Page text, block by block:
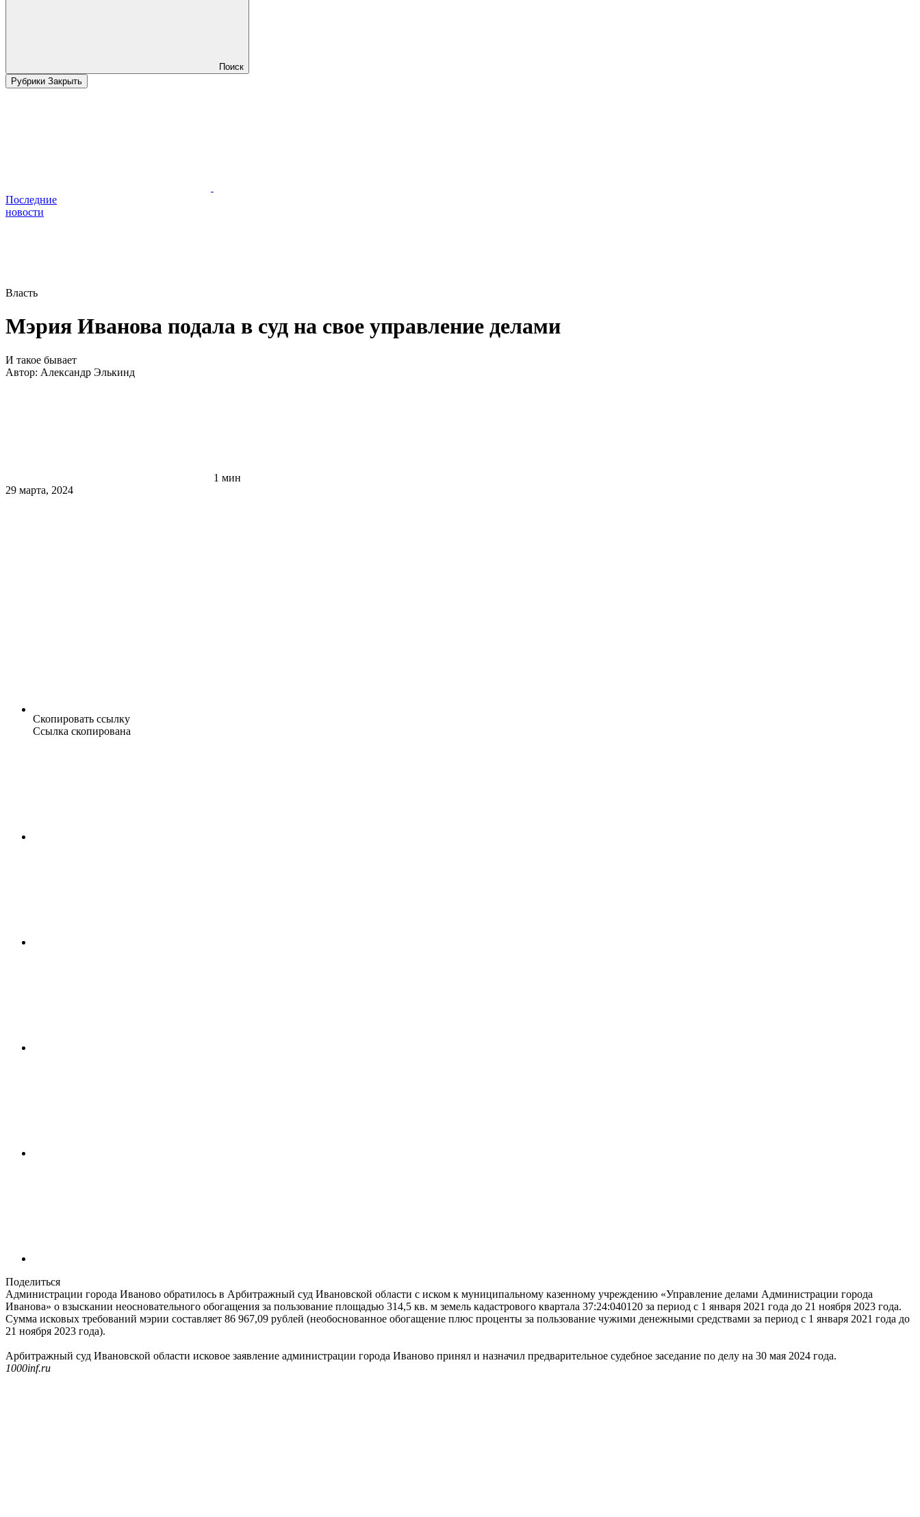
Поиск
Рубрики Закрыть
Последние
новости
Власть
Мэрия Иванова подала в суд на свое управление делами
И такое бывает
Автор: Александр Элькинд
1 мин
29 марта, 2024
Скопировать ссылку
Ссылка скопирована
Поделиться
Администрации города Иваново обратилось в Арбитражный суд Ивановской области с иском к муниципальному казенному учреждению «Управление делами Администрации города
Иванова» о взыскании неосновательного обогащения за пользование площадью 314,5 кв. м земель кадастрового квартала 37:24:040120 за период с 1 января 2021 года до 21 ноября 2023 года.
Сумма исковых требований мэрии составляет 86 967,09 рублей (необоснованное обогащение плюс проценты за пользование чужими денежными средствами за период с 1 января 2021 года до
21 ноября 2023 года).
Арбитражный суд Ивановской области исковое заявление администрации города Иваново принял и назначил предварительное судебное заседание по делу на 30 мая 2024 года.
1000inf.ru